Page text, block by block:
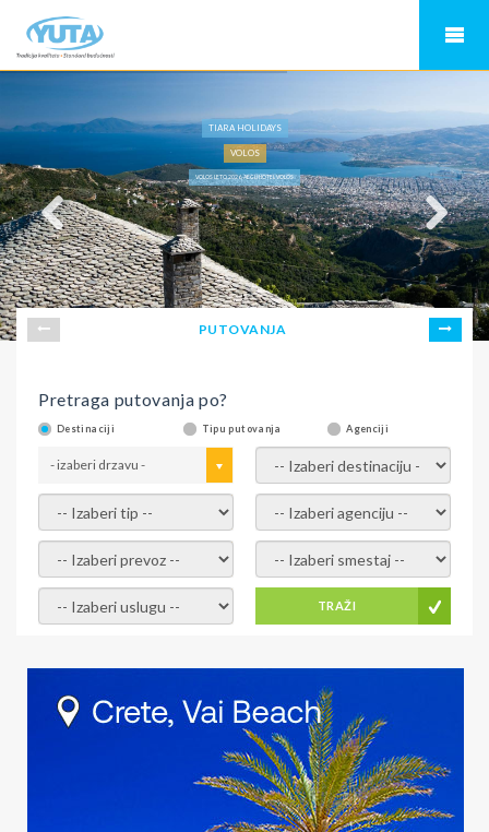
TIARA HOLIDAYS
VOLOS
VOLOS LETO 2026, AEGLI HOTEL VOLOS
PUTOVANJA
Pretraga putovanja po?
Destinaciji Tipu putovanja Agenciji
- izaberi drzavu - - izaberi destinaciju -
- izaberi tip - - izaberi agenciju -
- izaberi prevoz - - Izaberite smestaj -
- Izaberite uslugu - TRAŽI